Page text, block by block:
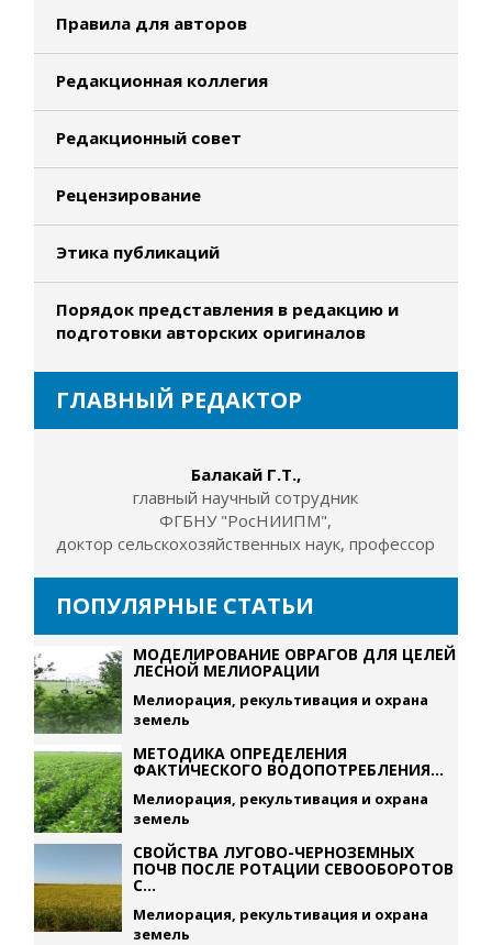
Правила для авторов
Редакционная коллегия
Редакционный совет
Рецензирование
Этика публикаций
Порядок представления в редакцию и
подготовки авторских оригиналов
ГЛАВНЫЙ РЕДАКТОР
Балакай Г.Т.,
главный научный сотрудник
ФГБНУ "РосНИИПМ",
доктор сельскохозяйственных наук, профессор
ПОПУЛЯРНЫЕ СТАТЬИ
МОДЕЛИРОВАНИЕ ОВРАГОВ ДЛЯ ЦЕЛЕЙ
ЛЕСНОЙ МЕЛИОРАЦИИ
Мелиорация, рекультивация и охрана
земель
МЕТОДИКА ОПРЕДЕЛЕНИЯ
ФАКТИЧЕСКОГО ВОДОПОТРЕБЛЕНИЯ...
Мелиорация, рекультивация и охрана
земель
СВОЙСТВА ЛУГОВО-ЧЕРНОЗЕМНЫХ
ПОЧВ ПОСЛЕ РОТАЦИИ СЕВООБОРОТОВ
С...
Мелиорация, рекультивация и охрана
земель